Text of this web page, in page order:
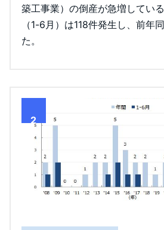
築工事業）の倒産が急増してい
（1-6月）は118件発生し、前年
た。
2